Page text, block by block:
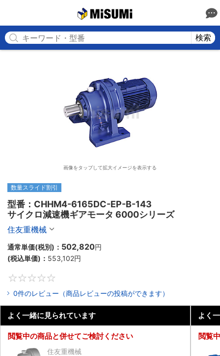
検索
画像をタップして拡大イメージを表示する
数量スライド割引
型番：CHHM4-6165DC-EP-B-143
サイクロ減速機ギアモータ 6000シリーズ
住友重機械
通常単価(税別)： 502,820円
(税込単価)： 553,102円
0件のレビュー（商品レビューの投稿ができます）
よく一緒に見られています
閲覧中の商品と併せてご検討ください
住友重機械
よく
閲覧